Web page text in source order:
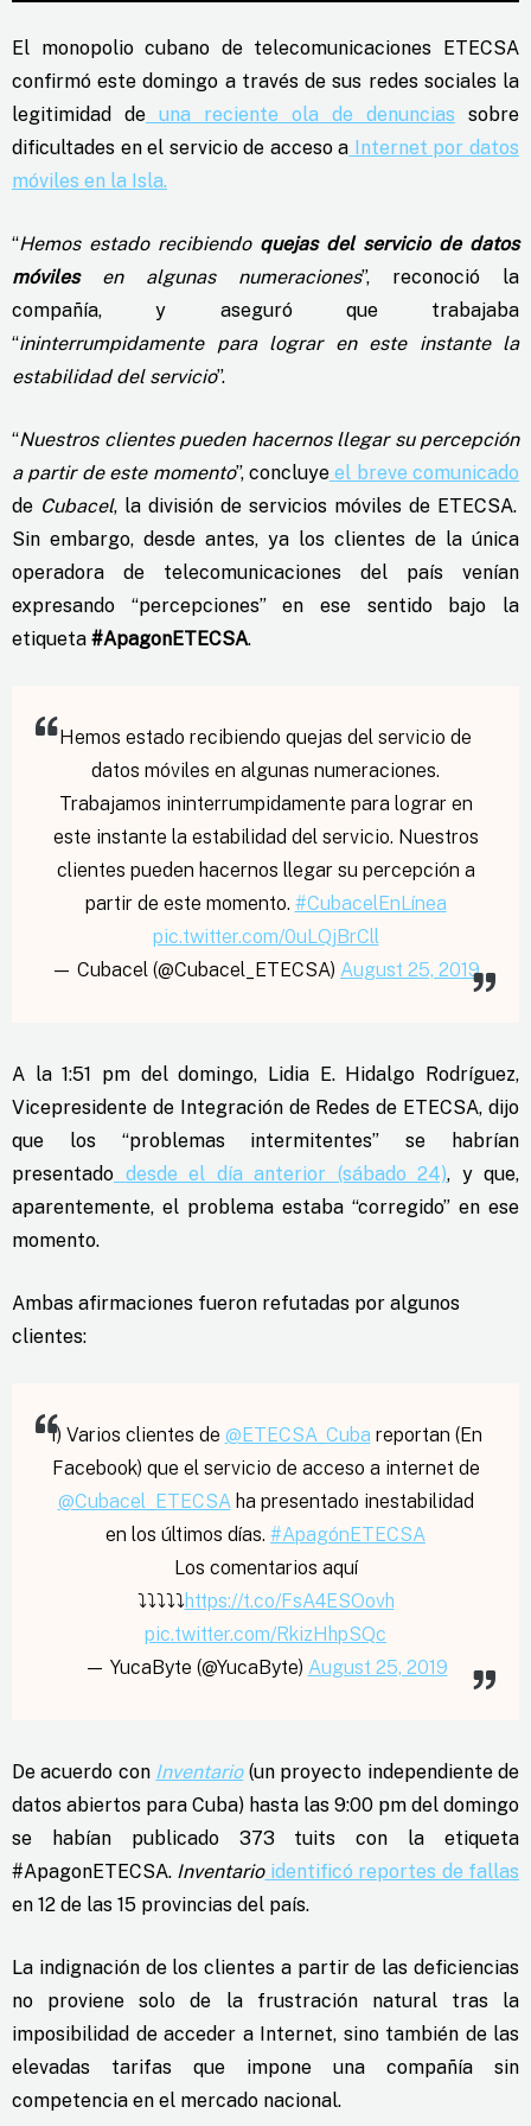
El monopolio cubano de telecomunicaciones ETECSA
confirmó este domingo a través de sus redes sociales la
legitimidad de una reciente ola de denuncias sobre
dificultades en el servicio de acceso a Internet por datos
móviles en la Isla.
“Hemos estado recibiendo quejas del servicio de datos
móvilesen algunas numeraciones”, reconoció la
compañía, y aseguró que trabajaba
“ininterrumpidamente para lograr en este instante la
estabilidad del servicio”.
“Nuestros clientes pueden hacernos llegar su percepción
a partir de este momento”, concluye el breve comunicado
de Cubacel, la división de servicios móviles de ETECSA.
Sin embargo, desde antes, ya los clientes de la única
operadora de telecomunicaciones del país venían
expresando “percepciones” en ese sentido bajo la
etiqueta #ApagonETECSA.
Hemos estado recibiendo quejas del servicio de
datos móviles en algunas numeraciones.
Trabajamos ininterrumpidamente para lograr en
este instante la estabilidad del servicio. Nuestros
clientes pueden hacernos llegar su percepción a
partir de este momento. #CubacelEnLínea
pic.twitter.com/0uLQjBrCll
— Cubacel (@Cubacel_ETECSA) August 25, 2019
A la 1:51 pm del domingo, Lidia E. Hidalgo Rodríguez,
Vicepresidente de Integración de Redes de ETECSA, dijo
que los “problemas intermitentes” se habrían
presentado desde el día anterior (sábado 24), y que,
aparentemente, el problema estaba “corregido” en ese
momento.
Ambas afirmaciones fueron refutadas por algunos
clientes:
1) Varios clientes de @ETECSA_Cuba reportan (En
Facebook) que el servicio de acceso a internet de
@Cubacel_ETECSAha presentado inestabilidad
en los últimos días. #ApagónETECSA
Los comentarios aquí
⤵️⤵️⤵️⤵️⤵️https://t.co/FsA4ESOovh
pic.twitter.com/RkizHhpSQc
— YucaByte (@YucaByte) August 25, 2019
De acuerdo con Inventario(un proyecto independiente de
datos abiertos para Cuba) hasta las 9:00 pm del domingo
se habían publicado 373 tuits con la etiqueta
#ApagonETECSA. Inventario identificó reportes de fallas
en 12 de las 15 provincias del país.
La indignación de los clientes a partir de las deficiencias
no proviene solo de la frustración natural tras la
imposibilidad de acceder a Internet, sino también de las
elevadas tarifas que impone una compañía sin
competencia en el mercado nacional.